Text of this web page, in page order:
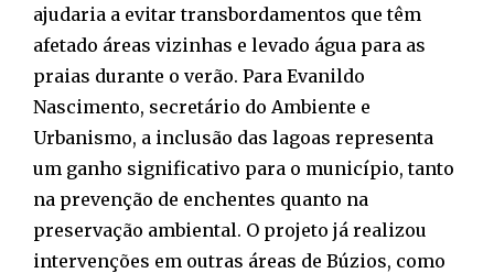
ajudaria a evitar transbordamentos que têm
afetado áreas vizinhas e levado água para as
praias durante o verão. Para Evanildo
Nascimento, secretário do Ambiente e
Urbanismo, a inclusão das lagoas representa
um ganho significativo para o município, tanto
na prevenção de enchentes quanto na
preservação ambiental. O projeto já realizou
intervenções em outras áreas de Búzios, como